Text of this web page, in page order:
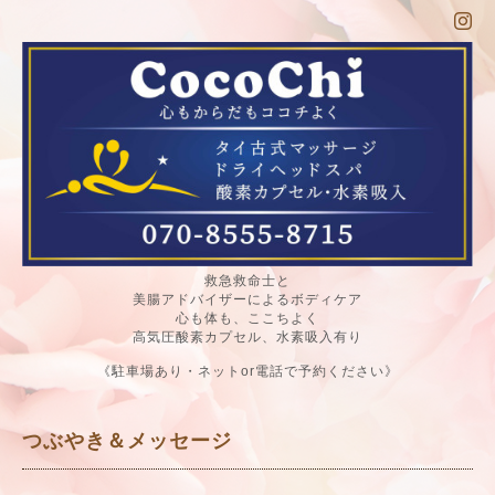
救急救命士と
美腸アドバイザーによるボディケア
心も体も、ここちよく
高気圧酸素カプセル、水素吸入有り
《駐車場あり・ネットor電話で予約ください》
つぶやき＆メッセージ